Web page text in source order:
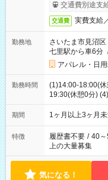
交通費別途支
交通費 実費支給
勤務地
さいたま市見沼区
七里駅から車6分
アパレル・日
勤務時間
(1)14:00-18:00(
19:30(休憩0分)
ます
期間 1ヶ月以上3ヶ月
特徴 履歴書不要 / 40～
上の大量募集
気になる！